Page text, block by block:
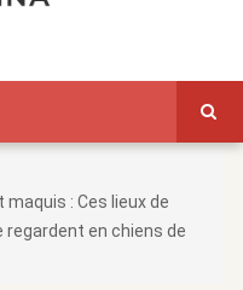
: Ces lieux de
en chiens de